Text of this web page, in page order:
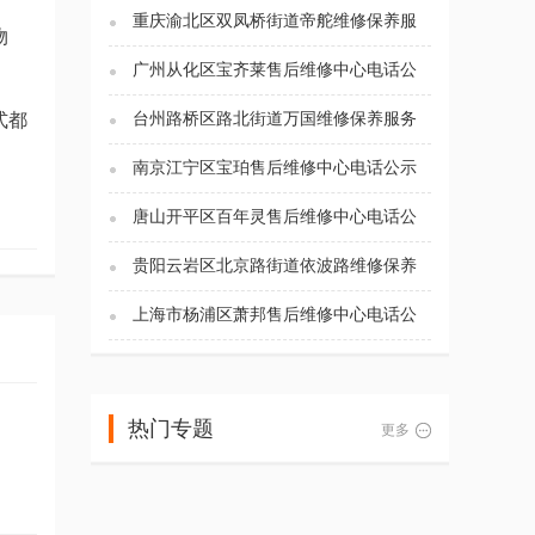
都
重庆渝北区双凤桥街道帝舵维修保养服
务电话（2026年7月最新）
广州从化区宝齐莱售后维修中心电话公
示（2026年7月最新）
台州路桥区路北街道万国维修保养服务
电话（2026年7月最新）
南京江宁区宝珀售后维修中心电话公示
（2026年7月最新）
唐山开平区百年灵售后维修中心电话公
示（2026年7月最新）
贵阳云岩区北京路街道依波路维修保养
服务电话（2026年7月最新）
上海市杨浦区萧邦售后维修中心电话公
示（2026年7月最新）
热门专题 更多